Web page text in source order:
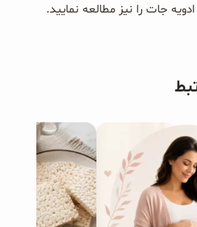
جات را نیز مطالعه نمایید.